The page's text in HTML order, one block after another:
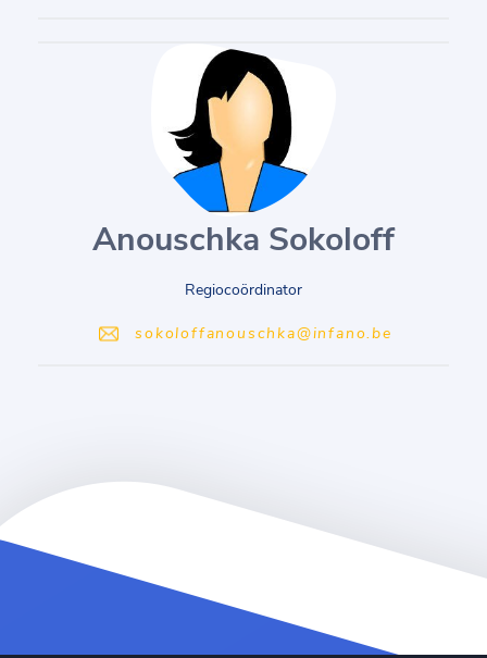
Anouschka Sokoloff
Regiocoördinator
sokoloffanouschka@infano.be